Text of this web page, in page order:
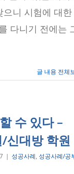
으니 시험에 대한
다니기 전에는
글 내용 전체
수 있다 –
신대방 학원
| 성공사례, 성공사례/공